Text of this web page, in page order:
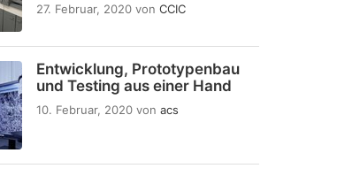
27. Februar, 2020 von CCIC
Entwicklung, Prototypenbau
und Testing aus einer Hand
10. Februar, 2020 von acs